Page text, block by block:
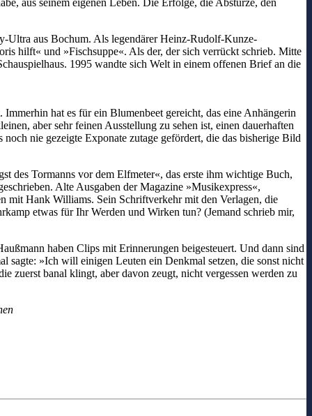
Ultra aus Bochum. Als legendärer Heinz-Rudolf-Kunze-
hilft« und »Fischsuppe«. Als der, der sich verrückt schrieb. Mitte
1995 wandte sich Welt in einem offenen Brief an die
hat es für ein Blumenbeet gereicht, das eine Anhängerin
aber sehr feinen Ausstellung zu sehen ist, einen dauerhaften
nie gezeigte Exponate zutage gefördert, die das bisherige Bild
des Tormanns vor dem Elfmeter«, das erste ihm wichtige Buch,
Alte Ausgaben der Magazine »Musikexpress«,
mit Hank Williams. Sein Schriftverkehr mit den Verlagen, die
etwas für Ihr Werden und Wirken tun? (Jemand schrieb mir,
haben Clips mit Erinnerungen beigesteuert. Und dann sind
sagte: »Ich will einigen Leuten ein Denkmal setzen, die sonst nicht
zuerst banal klingt, aber davon zeugt, nicht vergessen werden zu